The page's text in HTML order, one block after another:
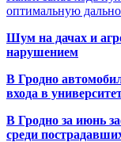
оптимальную
Шум на дачах и
нарушением
В Гродно
входа в
В Гродно за июнь
среди